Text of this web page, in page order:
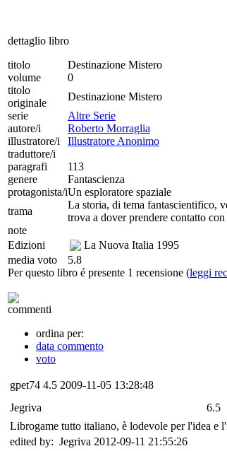
dettaglio libro
titolo
Destinazione Mistero
volume
0
titolo
originale
Destinazione Mistero
serie
Altre Serie
autore/i
Roberto Morraglia
illustratore/i
Illustratore Anonimo
traduttore/i
paragrafi
113
genere
Fantascienza
protagonista/iUn esploratore spaziale
trama
La storia, di tema fantascientifico,
trova a dover prendere contatto
note
Edizioni
La Nuova Italia 1995
media voto
5.8
Per questo libro é presente 1 recensione (leggi
commenti
ordina per:
data commento
voto
gpet74 4.5 2009-11-05 13:28:48
Jegriva
6.5
Librogame tutto italiano, è lodevole per l'idea e
edited by: Jegriva 2012-09-11 21:55:26